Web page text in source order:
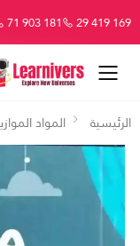
29 419 169
71 903 181
الرئيسية
المواد